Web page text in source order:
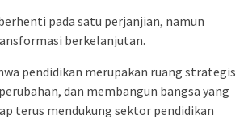
pada satu perjanjian, namun
berkelanjutan.
pendidikan merupakan ruang strategis
dan membangun bangsa yang
terus mendukung sektor pendidikan